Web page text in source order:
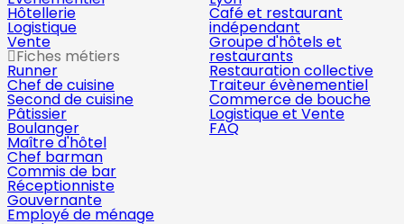
Hôtellerie
Logistique
Vente
Fiches métiers
Runner
Chef de cuisine
Second de cuisine
Pâtissier
Boulanger
Maître d'hôtel
Chef barman
Commis de bar
Réceptionniste
Gouvernante
Employé de ménage
Café et restaurant
indépendant
Groupe d'hôtels et
restaurants
Restauration collective
Traiteur évènementiel
Commerce de bouche
Logistique et Vente
FAQ